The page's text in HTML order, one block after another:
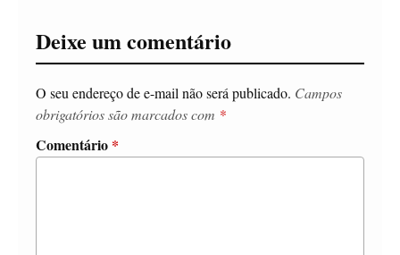
Deixe um comentário
O seu endereço de e-mail não será publicado. Campos
obrigatórios são marcados com *
Comentário *